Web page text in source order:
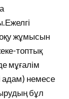
жұмысын
топтық
мұғалім
адам) немесе
бұл